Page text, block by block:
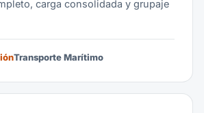
carga consolidada y grupaje
Transporte Marítimo